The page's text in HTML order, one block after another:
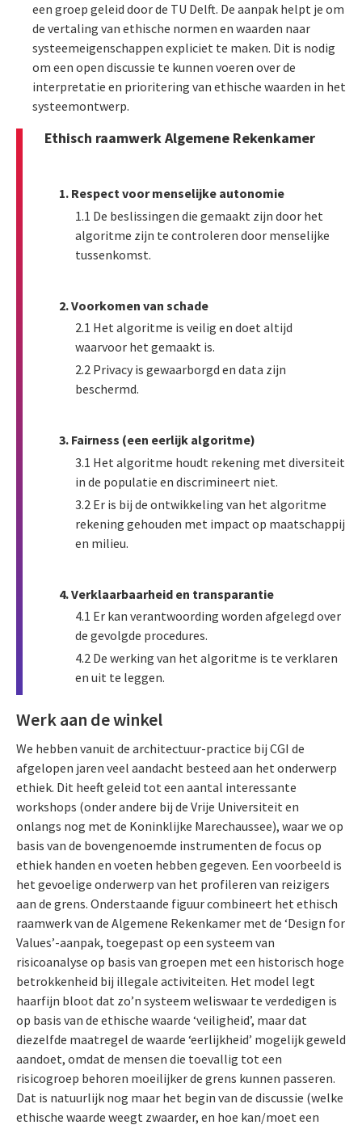
een groep geleid door de TU Delft. De aanpak helpt je om
de vertaling van ethische normen en waarden naar
systeemeigenschappen expliciet te maken. Dit is nodig
om een open discussie te kunnen voeren over de
interpretatie en prioritering van ethische waarden in het
systeemontwerp.
Ethisch raamwerk Algemene Rekenkamer
1. Respect voor menselijke autonomie
1.1 De beslissingen die gemaakt zijn door het
algoritme zijn te controleren door menselijke
tussenkomst.
2. Voorkomen van schade
2.1 Het algoritme is veilig en doet altijd
waarvoor het gemaakt is.
2.2 Privacy is gewaarborgd en data zijn
beschermd.
3. Fairness (een eerlijk algoritme)
3.1 Het algoritme houdt rekening met diversiteit
in de populatie en discrimineert niet.
3.2 Er is bij de ontwikkeling van het algoritme
rekening gehouden met impact op maatschappij
en milieu.
4. Verklaarbaarheid en transparantie
4.1 Er kan verantwoording worden afgelegd over
de gevolgde procedures.
4.2 De werking van het algoritme is te verklaren
en uit te leggen.
Werk aan de winkel
We hebben vanuit de architectuur-practice bij CGI de
afgelopen jaren veel aandacht besteed aan het onderwerp
ethiek. Dit heeft geleid tot een aantal interessante
workshops (onder andere bij de Vrije Universiteit en
onlangs nog met de Koninklijke Marechaussee), waar we op
basis van de bovengenoemde instrumenten de focus op
ethiek handen en voeten hebben gegeven. Een voorbeeld is
het gevoelige onderwerp van het profileren van reizigers
aan de grens. Onderstaande figuur combineert het ethisch
raamwerk van de Algemene Rekenkamer met de ‘Design for
Values’-aanpak, toegepast op een systeem van
risicoanalyse op basis van groepen met een historisch hoge
betrokkenheid bij illegale activiteiten. Het model legt
haarfijn bloot dat zo’n systeem weliswaar te verdedigen is
op basis van de ethische waarde ‘veiligheid’, maar dat
diezelfde maatregel de waarde ‘eerlijkheid’ mogelijk geweld
aandoet, omdat de mensen die toevallig tot een
risicogroep behoren moeilijker de grens kunnen passeren.
Dat is natuurlijk nog maar het begin van de discussie (welke
ethische waarde weegt zwaarder, en hoe kan/moet een